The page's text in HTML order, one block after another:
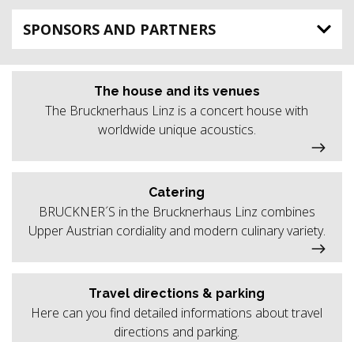
SPONSORS AND PARTNERS
The house and its venues
The Brucknerhaus Linz is a concert house with
worldwide unique acoustics.
Catering
BRUCKNER´S in the Brucknerhaus Linz combines
Upper Austrian cordiality and modern culinary variety.
Travel directions & parking
Here can you find detailed informations about travel
directions and parking.